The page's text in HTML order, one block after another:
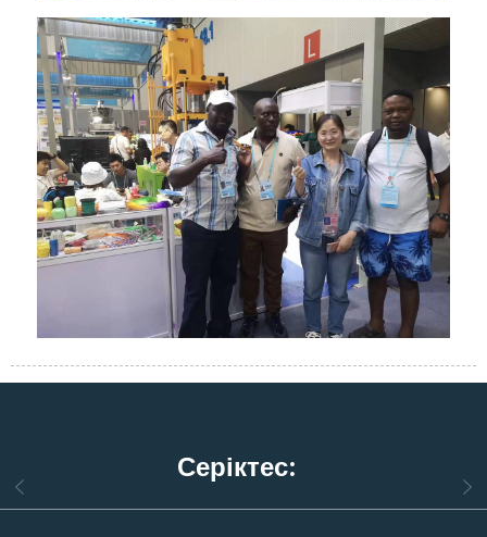
Серіктес: